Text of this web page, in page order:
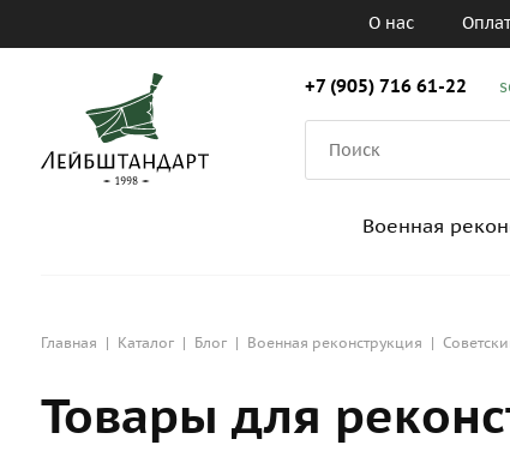
О нас
+7 (905) 716 61-22
Военная
Главная | Каталог | Блог | Военная реконструкция |
Товары для